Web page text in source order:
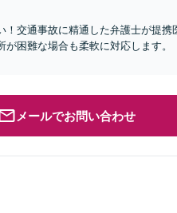
！交通事故に精通した弁護士が提携
困難な場合も柔軟に対応します。
メールでお問い合わせ